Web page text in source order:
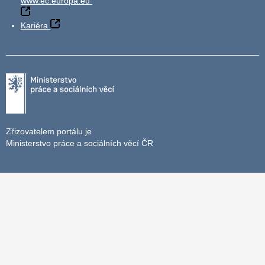
Kariéra
Zřizovatelem portálu je
Ministerstvo práce a sociálních věcí ČR